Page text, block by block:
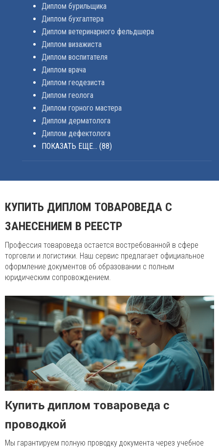
Диплом бурильщика
Диплом бухгалтера
Диплом ветеринарного фельдшера
Диплом визажиста
Диплом воспитателя
Диплом врача
Диплом геодезиста
Диплом геолога
Диплом горного мастера
Диплом дерматолога
Диплом дефектолога
ПОКАЗАТЬ ЕЩЕ... (88)
КУПИТЬ ДИПЛОМ ТОВАРОВЕДА С
ЗАНЕСЕНИЕМ В РЕЕСТР
Профессия товароведа остается востребованной в сфере
торговли и логистики. Наш сервис предлагает официальное
оформление документов об образовании с полным
юридическим сопровождением.
Купить диплом товароведа с
проводкой
Мы гарантируем полную проводку документа через учебное